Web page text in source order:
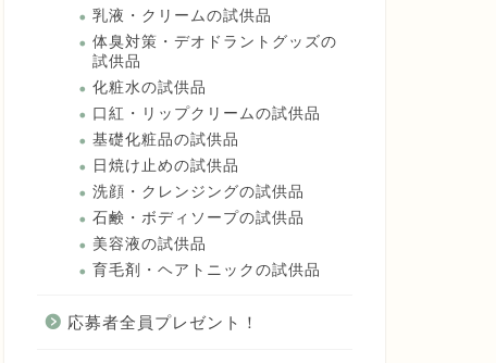
乳液・クリームの試供品
体臭対策・デオドラントグッズの
試供品
化粧水の試供品
口紅・リップクリームの試供品
基礎化粧品の試供品
日焼け止めの試供品
洗顔・クレンジングの試供品
石鹸・ボディソープの試供品
美容液の試供品
育毛剤・ヘアトニックの試供品
応募者全員プレゼント！